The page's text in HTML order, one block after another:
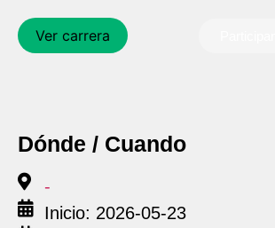
Ver carrera
Dónde / Cuando
-
Inicio: 2026-05-23